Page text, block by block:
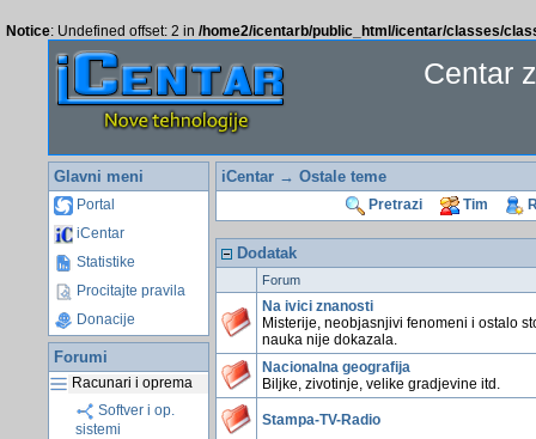
Notice: Undefined offset: 2 in /home2/icentarb/public_html/icentar/classes/
Centar
Glavni meni
Portal
iCentar
Statistike
Procitajte pravila
Donacije
Forumi
Racunari i oprema
Softver i op.
sistemi
iCentar→ Ostale teme
Pretrazi Tim
Dodatak
Forum
Na ivici znanosti
Misterije, neobjasnjivi fenomeni i ostalo
nauka nije dokazala.
Nacionalna geografija
Biljke, zivotinje, velike gradjevine itd.
Stampa-TV-Radio